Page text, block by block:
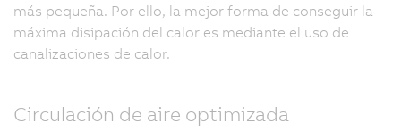
más pequeña. Por ello, la mejor forma de conseguir la
máxima disipación del calor es mediante el uso de
canalizaciones de calor.
Circulación de aire optimizada